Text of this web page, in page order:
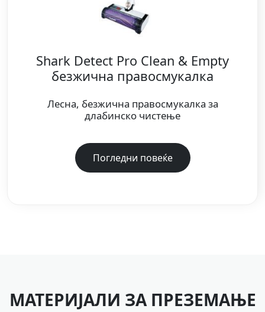
Shark Detect Pro Clean & Empty
безжична правосмукалка
Лесна, безжична правосмукалка за
длабинско чистење
Погледни повеќе
МАТЕРИЈАЛИ ЗА ПРЕЗЕМАЊЕ